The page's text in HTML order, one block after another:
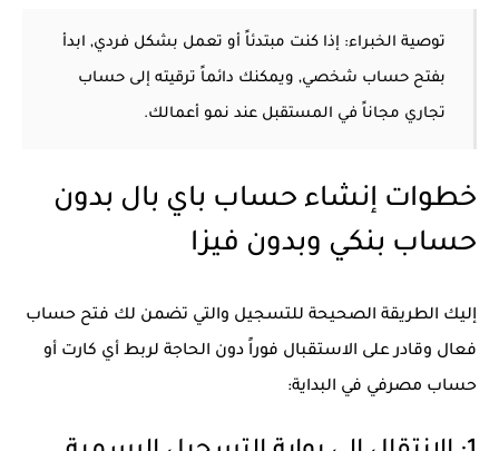
توصية الخبراء: إذا كنت مبتدئاً أو تعمل بشكل فردي, ابدأ
بفتح حساب شخصي, ويمكنك دائماً ترقيته إلى حساب
تجاري مجاناً في المستقبل عند نمو أعمالك.
خطوات إنشاء حساب باي بال بدون
حساب بنكي وبدون فيزا
إليك الطريقة الصحيحة للتسجيل والتي تضمن لك فتح حساب
فعال وقادر على الاستقبال فوراً دون الحاجة لربط أي كارت أو
حساب مصرفي في البداية: